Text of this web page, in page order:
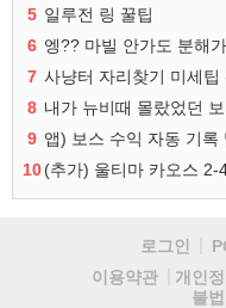
5 일루전 링 꿀팁
6 엥?? 마빌 안가도 분해
7 사냥터 자리찾기 미세팁
8 내가 뉴비때 몰랐었던
9 앱) 보스 수익 자동 기록
10(추가) 울티마 카오스 2-
로그인
이용약관
개인
불